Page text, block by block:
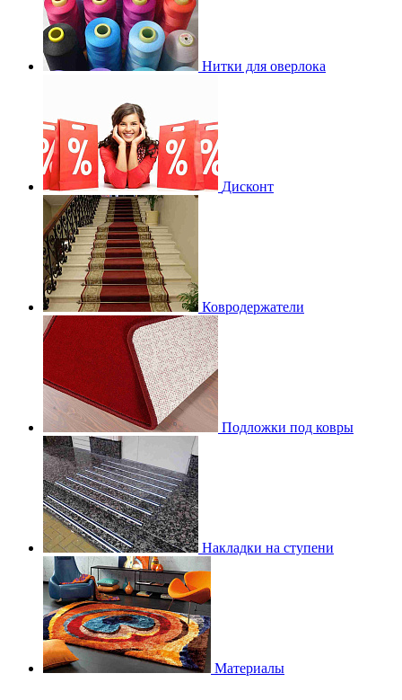
Нитки для оверлока
Дисконт
Ковродержатели
Подложки под ковры
Накладки на ступени
Материалы